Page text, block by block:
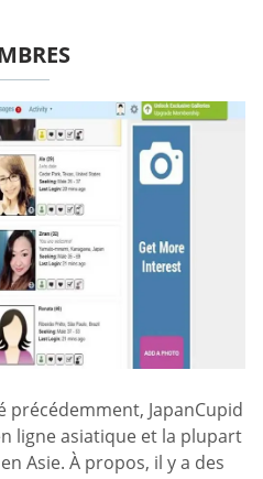
précédemment, JapanCupid
ligne asiatique et la plupart
Asie. À propos, il y a des